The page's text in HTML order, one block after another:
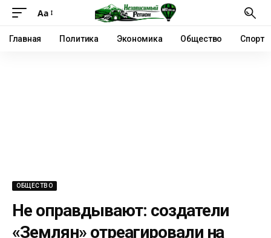
Аа
Главная Политика Экономика Общество Спорт
ОБЩЕСТВО
Не оправдывают: создатели
«Землян» отреагировали на